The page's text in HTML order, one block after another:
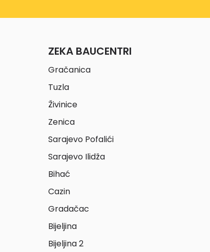
ZEKA BAUCENTRI
Gračanica
Tuzla
Živinice
Zenica
Sarajevo Pofalići
Sarajevo Ilidža
Bihać
Cazin
Gradačac
Bijeljina
Bijeljina 2